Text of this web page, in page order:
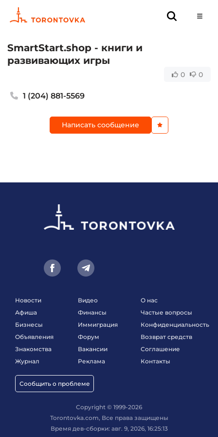
SmartStart.shop - книги и
развивающих игры
0 0
1 (204) 881-5569
Написать сообщение
Новости
Афиша
Бизнесы
Объявления
Знакомства
Журнал
Сообщить о проблеме
Видео
Финансы
Иммиграция
Форум
Вакансии
Реклама
О нас
Частые вопросы
Конфиденциальность
Возврат средств
Соглашение
Контакты
Copyright © 1999-2026
Torontovka.com, Все права защищены
Время дев-сборки: авг. 9, 2026, 16:25:13